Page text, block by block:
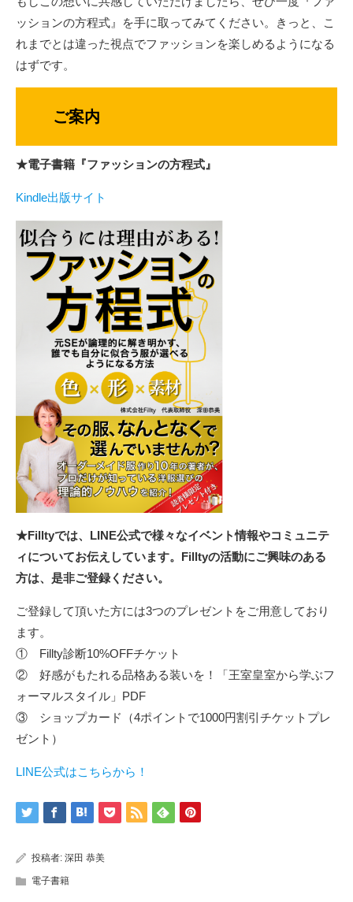
ッションの方程式』を手に取ってみてください。きっと、こ
れまでとは違った視点でファッションを楽しめるようになる
はずです。
ご案内
★電子書籍『ファッションの方程式』
Kindle出版サイト
★Filltyでは、LINE公式で様々なイベント情報やコミュニテ
ィについてお伝えしています。Filltyの活動にご興味のある
方は、是非ご登録ください。
ご登録して頂いた方には3つのプレゼントをご用意しており
ます。
① Fillty診断10%OFFチケット
② 好感がもたれる品格ある装いを！「王室皇室から学ぶフ
ォーマルスタイル」PDF
③ ショップカード（4ポイントで1000円割引チケットプレ
ゼント）
LINE公式はこちらから！
投稿者: 深田 恭美
電子書籍